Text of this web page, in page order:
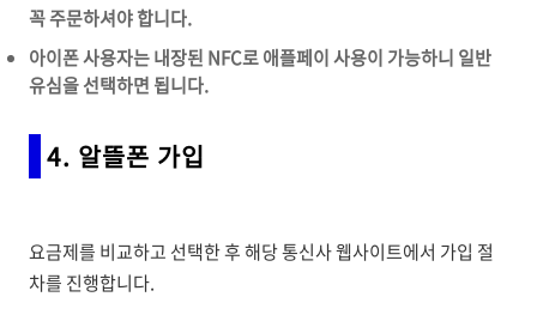
꼭 주문하셔야 합니다.
아이폰 사용자는 내장된 NFC로 애플페이 사용이 가능하니 일반
유심을 선택하면 됩니다.
4. 알뜰폰 가입
요금제를 비교하고 선택한 후 해당 통신사 웹사이트에서 가입 절
차를 진행합니다.